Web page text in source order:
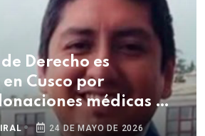
Derecho es
Cusco por
médicas de
24 DE MAYO DE 2026